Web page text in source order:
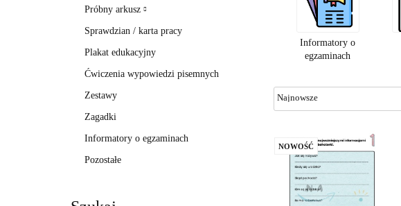
Próbny arkusz
Sprawdzian / karta pracy
Plakat edukacyjny
Ćwiczenia wypowiedzi pisemnych
Zestawy
Zagadki
Informatory o egzaminach
Pozostałe
Informatory o
egzaminach
NOWOŚĆ